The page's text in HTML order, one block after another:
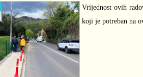
Vrijednost ovih
koji je potreban na